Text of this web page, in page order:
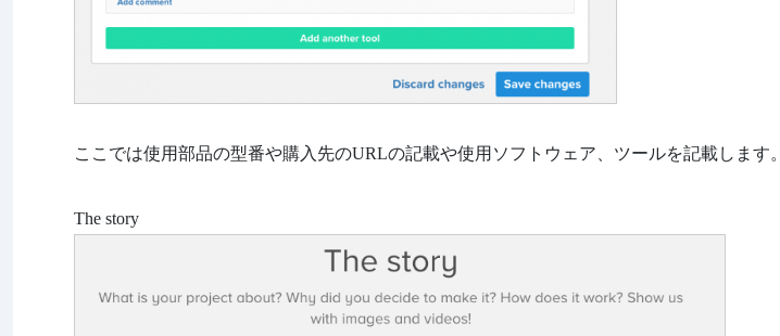
ここでは使用部品の型番や購入先のURLの記載や使用ソフトウェア、ツールを記載します。
The story